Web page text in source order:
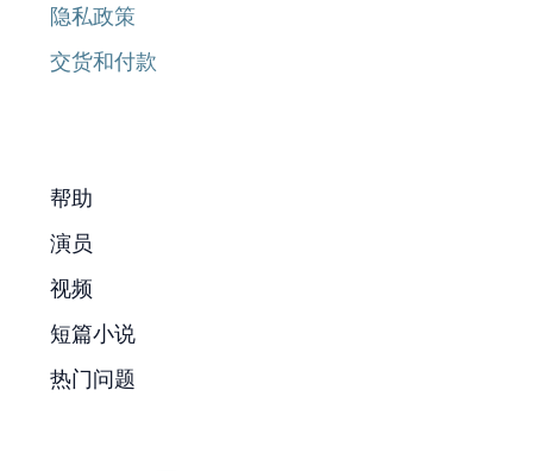
隐私政策
交货和付款
帮助
演员
视频
短篇小说
热门问题